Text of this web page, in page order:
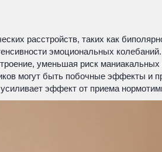
расстройств, таких как
эмоциональных
уменьшая риск
могут быть побочные эффекты и
эффект от приема